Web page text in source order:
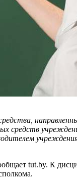
средств
tut.by. К